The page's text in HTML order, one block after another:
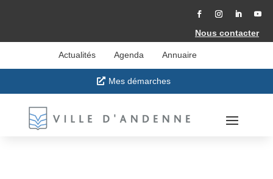
Nous contacter
Actualités Agenda Annuaire
Mes démarches